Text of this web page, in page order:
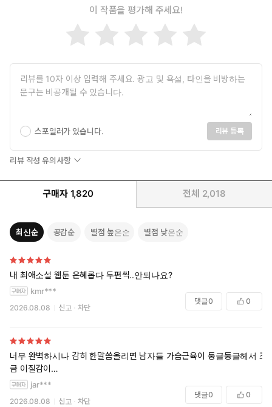
이 작품을 평가해 주세요!
스포일러가 있습니다. 리뷰 등록
리뷰 작성 유의사항
구매자 1,820 전체 2,018
최신순 공감순 별점 높은순 별점 낮은순
내 최애소설 웹툰 은혜롭다 두편씩..안되나요?
kmr***
2026.08.08 신고 차단
댓글0 0
너무 완벽하시나 감히 한말씀올리면 남자들 가슴근육이 둥글둥글헤서 조
금 이질감이…
jar***
2026.08.08 신고 차단
댓글0 0